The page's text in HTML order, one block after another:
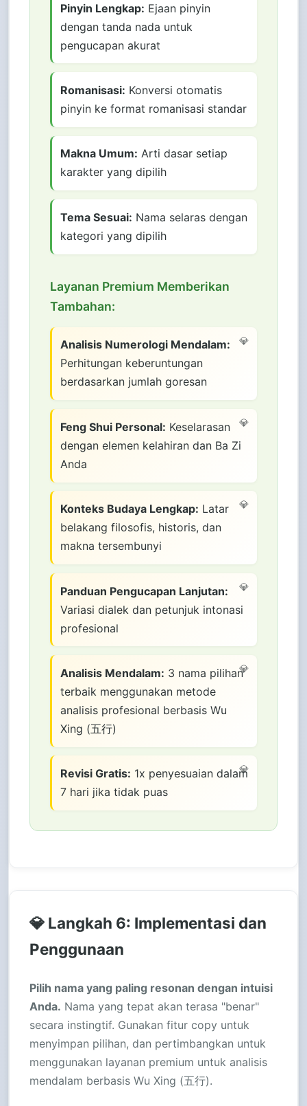
Pinyin Lengkap: Ejaan pinyin
dengan tanda nada untuk
pengucapan akurat
Romanisasi: Konversi otomatis
pinyin ke format romanisasi standar
Makna Umum: Arti dasar setiap
karakter yang dipilih
Tema Sesuai: Nama selaras dengan
kategori yang dipilih
Layanan Premium Memberikan
Tambahan:
Analisis Numerologi Mendalam:
Perhitungan keberuntungan
berdasarkan jumlah goresan
Feng Shui Personal: Keselarasan
dengan elemen kelahiran dan Ba Zi
Anda
Konteks Budaya Lengkap: Latar
belakang filosofis, historis, dan
makna tersembunyi
Panduan Pengucapan Lanjutan:
Variasi dialek dan petunjuk intonasi
profesional
Analisis Mendalam: 3 nama pilihan
terbaik menggunakan metode
analisis profesional berbasis Wu
Xing (五行)
Revisi Gratis: 1x penyesuaian dalam
7 hari jika tidak puas
💎 Langkah 6: Implementasi dan
Penggunaan
Pilih nama yang paling resonan dengan intuisi
Anda. Nama yang tepat akan terasa "benar"
secara instingtif. Gunakan fitur copy untuk
menyimpan pilihan, dan pertimbangkan untuk
menggunakan layanan premium untuk analisis
mendalam berbasis Wu Xing (五行).